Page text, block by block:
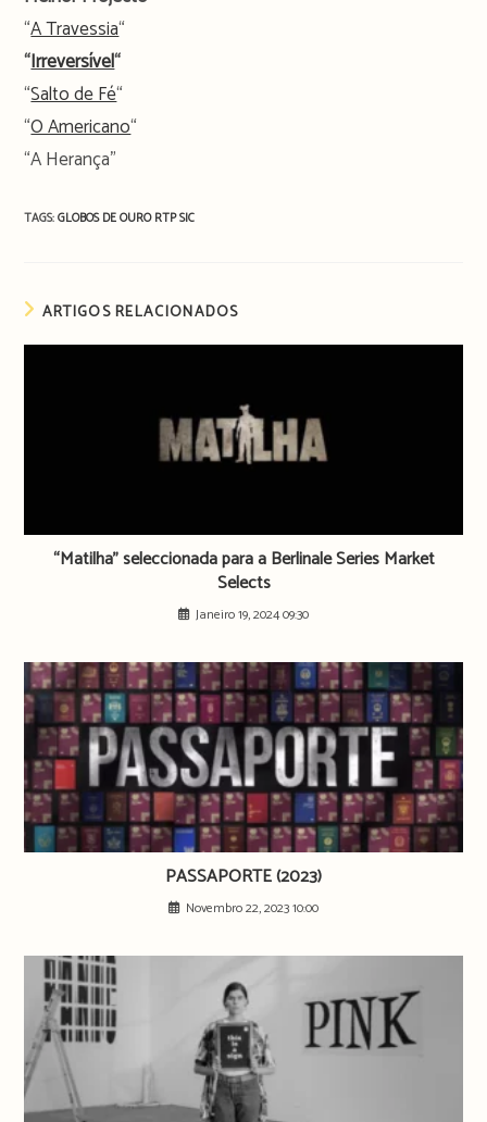
“A Travessia“
“Irreversível“
“Salto de Fé“
“O Americano“
“A Herança”
TAGS:GLOBOS DE OURORTPSIC
ARTIGOS RELACIONADOS
“Matilha” seleccionada para a Berlinale Series Market
Selects
Janeiro 19, 2024 09:30
PASSAPORTE (2023)
Novembro 22, 2023 10:00